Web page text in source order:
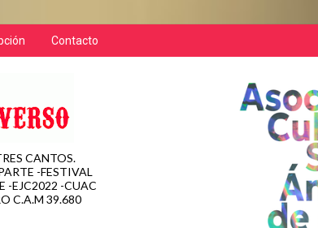
Contacto
CANTOS.
-FESTIVAL
-EJC2022 -CUAC
C.A.M 39.680